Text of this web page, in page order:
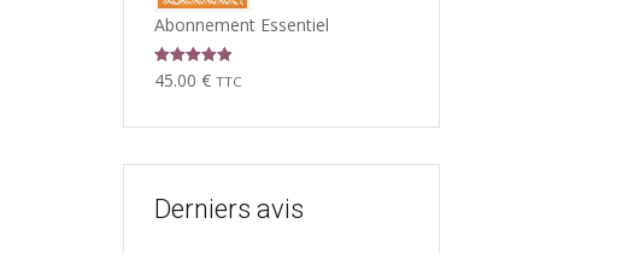
Abonnement Essentiel
Note 5.00
45.00 € TTC
Derniers avis